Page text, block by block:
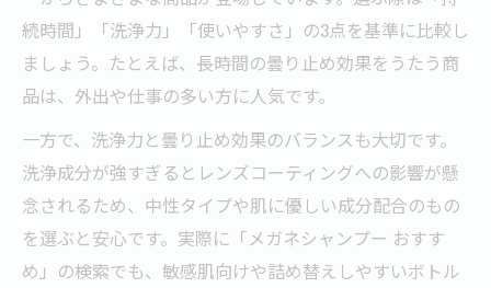
続時間」「洗浄力」「使いやすさ」の3点を基準に比較し
ましょう。たとえば、長時間の曇り止め効果をうたう商
品は、外出や仕事の多い方に人気です。
一方で、洗浄力と曇り止め効果のバランスも大切です。
洗浄成分が強すぎるとレンズコーティングへの影響が懸
念されるため、中性タイプや肌に優しい成分配合のもの
を選ぶと安心です。実際に「メガネシャンプー おすす
め」の検索でも、敏感肌向けや詰め替えしやすいボトル